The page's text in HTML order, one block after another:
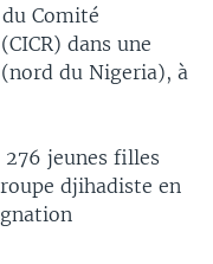
Comité
dans une
du Nigeria), à
276 jeunes filles
djihadiste en